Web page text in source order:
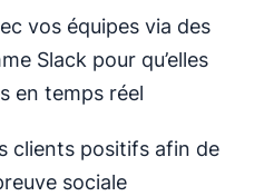
vos équipes via des
Slack pour qu’elles
en temps réel
clients positifs afin de
sociale